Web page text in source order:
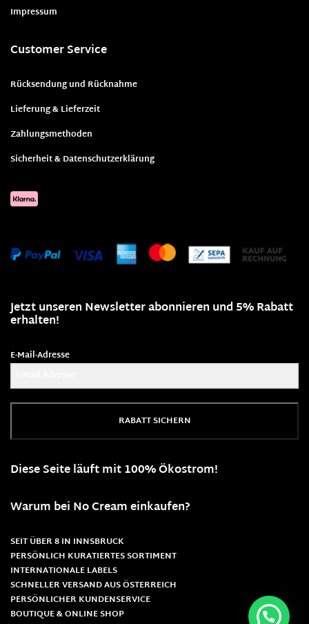
Impressum
Customer Service
Rücksendung und Rücknahme
Lieferung & Lieferzeit
Zahlungsmethoden
Sicherheit & Datenschutzerklärung
Jetzt unseren Newsletter abonnieren und 5% Rabatt
erhalten!
E-Mail-Adresse
RABATT SICHERN
Diese Seite läuft mit 100% Ökostrom!
Warum bei No Cream einkaufen?
SEIT ÜBER 8 IN INNSBRUCK
PERSÖNLICH KURATIERTES SORTIMENT
INTERNATIONALE LABELS
SCHNELLER VERSAND AUS ÖSTERREICH
PERSÖNLICHER KUNDENSERVICE
BOUTIQUE & ONLINE SHOP